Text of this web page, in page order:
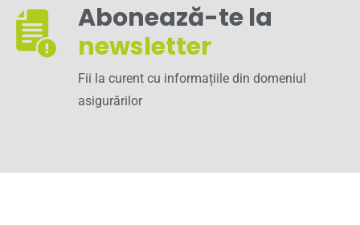
Abonează-te la
newsletter
Fii la curent cu informațiile din domeniul
asigurărilor